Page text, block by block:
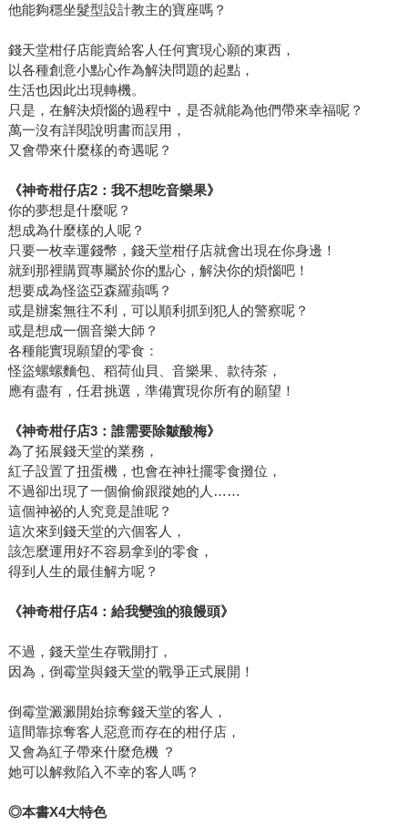
他能夠穩坐髮型設計教主的寶座嗎？
錢天堂柑仔店能賣給客人任何實現心願的東西，
以各種創意小點心作為解決問題的起點，
生活也因此出現轉機。
只是，在解決煩惱的過程中，是否就能為他們帶來幸福呢？
萬一沒有詳閱說明書而誤用，
又會帶來什麼樣的奇遇呢？
《神奇柑仔店2：我不想吃音樂果》
你的夢想是什麼呢？
想成為什麼樣的人呢？
只要一枚幸運錢幣，錢天堂柑仔店就會出現在你身邊！
就到那裡購買專屬於你的點心，解決你的煩惱吧！
想要成為怪盜亞森羅蘋嗎？
或是辦案無往不利，可以順利抓到犯人的警察呢？
或是想成一個音樂大師？
各種能實現願望的零食：
怪盜螺螺麵包、稻荷仙貝、音樂果、款待茶，
應有盡有，任君挑選，準備實現你所有的願望！
《神奇柑仔店3：誰需要除皺酸梅》
為了拓展錢天堂的業務，
紅子設置了扭蛋機，也會在神社擺零食攤位，
不過卻出現了一個偷偷跟蹤她的人……
這個神祕的人究竟是誰呢？
這次來到錢天堂的六個客人，
該怎麼運用好不容易拿到的零食，
得到人生的最佳解方呢？
《神奇柑仔店4：給我變強的狼饅頭》
不過，錢天堂生存戰開打，
因為，倒霉堂與錢天堂的戰爭正式展開！
倒霉堂澱澱開始掠奪錢天堂的客人，
這間靠掠奪客人惡意而存在的柑仔店，
又會為紅子帶來什麼危機 ？
她可以解救陷入不幸的客人嗎？
◎本書X4大特色